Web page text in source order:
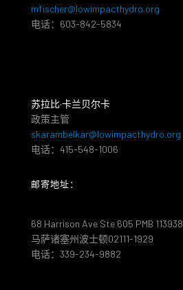
mfischer@lowimpacthydro.org
电话：603-842-5834
苏拉比·卡兰贝尔卡
政策主管
skarambelkar@lowimpacthydro.org
电话：415-548-1006
邮寄地址：
68 Harrison Ave Ste 605 PMB 113938
马萨诸塞州波士顿02111-1929
电话：339-234-9882